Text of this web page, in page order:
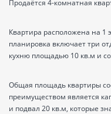
Продаётся 4-комнатная
Квартира расположена на 1
планировка включает три
кухню площадью 10 кв.м и
Общая площадь квартиры
преимуществом является
и подвал 20 кв.м, которые